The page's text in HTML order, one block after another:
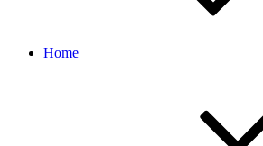
Home